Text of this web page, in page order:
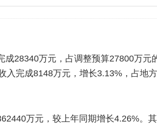
成28340万元，占调整预算27800万
入完成8148万元，增长3.13%，占地
万元，较上年同期增长4.26%。